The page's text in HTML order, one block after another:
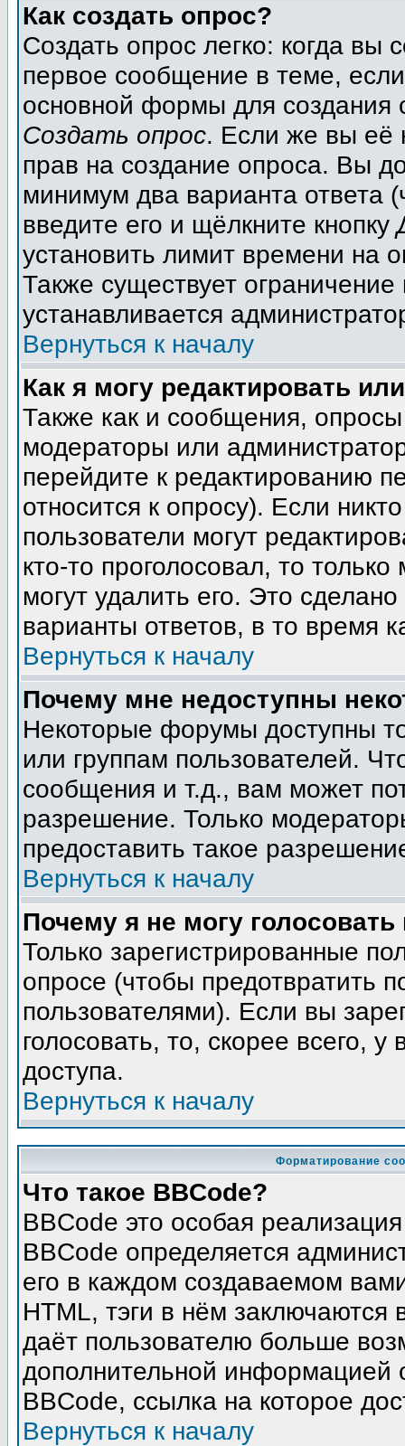
Как создать опрос?
Создать опрос легко: когда вы
первое сообщение в теме,
основной формы для
Создать опрос. Если же вы её
прав на создание опроса. Вы
минимум два варианта ответа
введите его и щёлкните кнопку
установить лимит времени на
Также существует
устанавливается
Вернуться к началу
Как я могу редактировать
Также как и сообщения, опросы
модераторы или
перейдите к редактированию
относится к опросу). Если
пользователи могут
кто-то проголосовал, то
могут удалить его. Это
варианты ответов, в то время
Вернуться к началу
Почему мне недоступны
Некоторые форумы доступны
или группам пользователей.
сообщения и т.д., вам может
разрешение. Только
предоставить такое
Вернуться к началу
Почему я не могу голосовать
Только зарегистрированные
опросе (чтобы предотвратить
пользователями). Если вы
голосовать, то, скорее всего,
доступа.
Вернуться к началу
Форматирование
Что такое BBCode?
BBCode это особая
BBCode определяется
его в каждом создаваемом
HTML, тэги в нём заключаются
даёт пользователю больше
дополнительной информацией
BBCode, ссылка на которое
Вернуться к началу